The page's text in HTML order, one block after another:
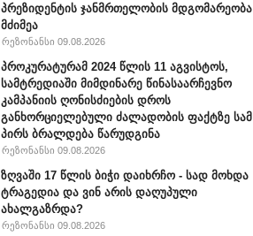
პრეზიდენტის ჯანმრთელობის მდგომარეობა
მძიმეა
რეზონანსი 09.08.2026
პროკურატურამ 2024 წლის 11 აგვისტოს,
სამტრედიაში მიმდინარე წინასაარჩევნო
კამპანიის ღონისძიების დროს
განხორციელებული ძალადობის ფაქტზე სამ
პირს ბრალდება წარუდგინა
რეზონანსი 09.08.2026
ზღვაში 17 წლის ბიჭი დაიხრჩო - სად მოხდა
ტრაგედია და ვინ არის დაღუპული
ახალგაზრდა?
რეზონანსი 09.08.2026